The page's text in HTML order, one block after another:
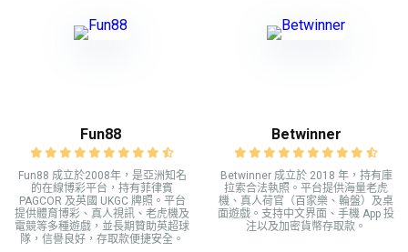
Fun88
Fun88 成立於2008年，是亞洲知名
的在線博彩平台，持有菲律賓
PAGCOR 及英國 UKGC 牌照。平台
提供體育博彩、真人視訊、老虎機及
電競等多種遊戲，並長期贊助英超球
隊，信譽良好，存取款便捷安全。
Betwinner
Betwinner 成立於 2018 年，持有庫
拉索合法執照。平台提供海量老虎
機、真人荷官（百家樂、輪盤）及桌
面遊戲。支持中文界面、手機 App 投
注以及加密貨幣存取款。